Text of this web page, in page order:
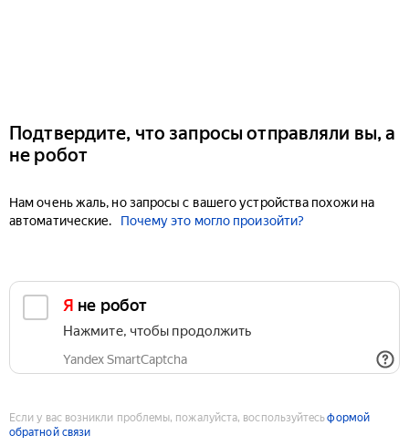
Подтвердите, что запросы отправляли вы, а
не робот
Нам очень жаль, но запросы с вашего устройства похожи на
автоматические.
Почему это могло произойти?
Я не робот
Нажмите, чтобы продолжить
Yandex SmartCaptcha
Если у вас возникли проблемы, пожалуйста, воспользуйтесьформой
обратной связи